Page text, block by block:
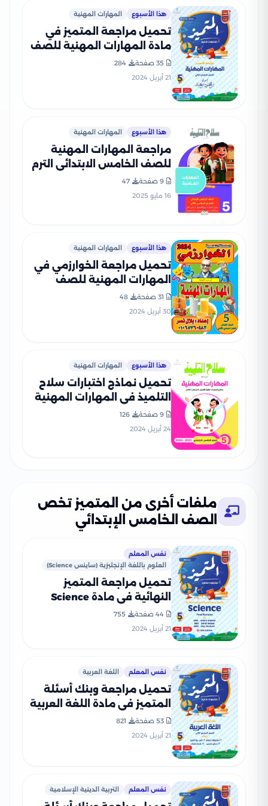
هذا الأسبوع المهارات المهنية
تحميل مراجعة المتميز في
مادة المهارات المهنية للصف
الخامس الابتدائي الترم الثاني
(مراجعة + بنك أسئلة)
35 صفحة
284
21 أبريل 2024
هذا الأسبوع المهارات المهنية
مراجعة المهارات المهنية
للصف الخامس الابتدائي الترم
التلميذ
9 صفحة
47
16 مايو 2025
هذا الأسبوع المهارات المهنية
تحميل مراجعة الخوارزمي في
المهارات المهنية للصف
الخامس الابتدائي الترم الثاني
31 صفحة
48
30 أبريل 2024
هذا الأسبوع المهارات المهنية
تحميل نماذج اختبارات سلاح
التلميذ في المهارات المهنية
للصف الخامس الابتدائي مع
إجاباتها النموذجية
9 صفحة
126
24 أبريل 2024
ملفات أخرى من المتميز تخص
الصف الخامس الإبتدائي
نفس المعلم
العلوم باللغة الإنجليزية (ساينس Science)
تحميل مراجعة المتميز
النهائية في مادة Science
الصف الخامس الابتدائي ترم
ثاني (بنك أسئلة شامل)
44 صفحة
755
21 أبريل 2024
نفس المعلم اللغة العربية
تحميل مراجعة وبنك أسئلة
المتميز في مادة اللغة العربية
للصف الخامس الابتدائي الترم
الثاني
53 صفحة
821
21 أبريل 2024
نفس المعلم التربية الدينية الإسلامية